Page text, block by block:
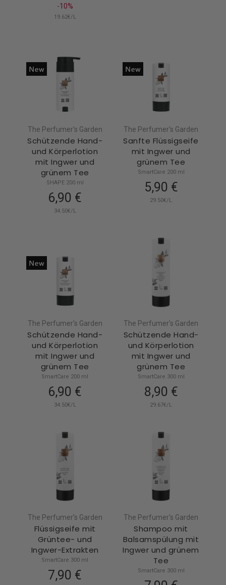
-10%
19.62€/L
The Perfumer's Garden
Schützende Hand-
und Körperlotion
mit Ingwer und
grünem Tee
SHAPE 200 ml
6,90 €
34.50€/L
The Perfumer's Garden
Sanfte Flüssigseife
mit Ingwer und
grünem Tee
SmartCare 200 ml
5,90 €
29.50€/L
The Perfumer's Garden
Schützende Hand-
und Körperlotion
mit Ingwer und
grünem Tee
SmartCare 200 ml
6,90 €
34.50€/L
The Perfumer's Garden
Schützende Hand-
und Körperlotion
mit Ingwer und
grünem Tee
SmartCare 300 ml
8,90 €
29.67€/L
The Perfumer's Garden
Flüssigseife mit
Grüntee- und
Ingwer-Extrakten
SmartCare 300 ml
7,90 €
The Perfumer's Garden
Shampoo mit
Balsamspülung mit
Ingwer und grünem
Tee
SmartCare 300 ml